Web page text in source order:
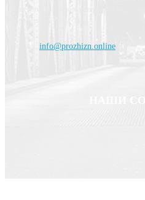
info@prozhizn.online